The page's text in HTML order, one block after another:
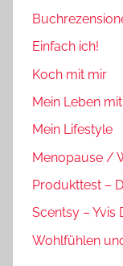
Einfach ich!
Koch mit mir
Mein Leben
Mein Lifestyle
Menopause /
Produkttest –
Scentsy – Yvis
Wohlfühlen